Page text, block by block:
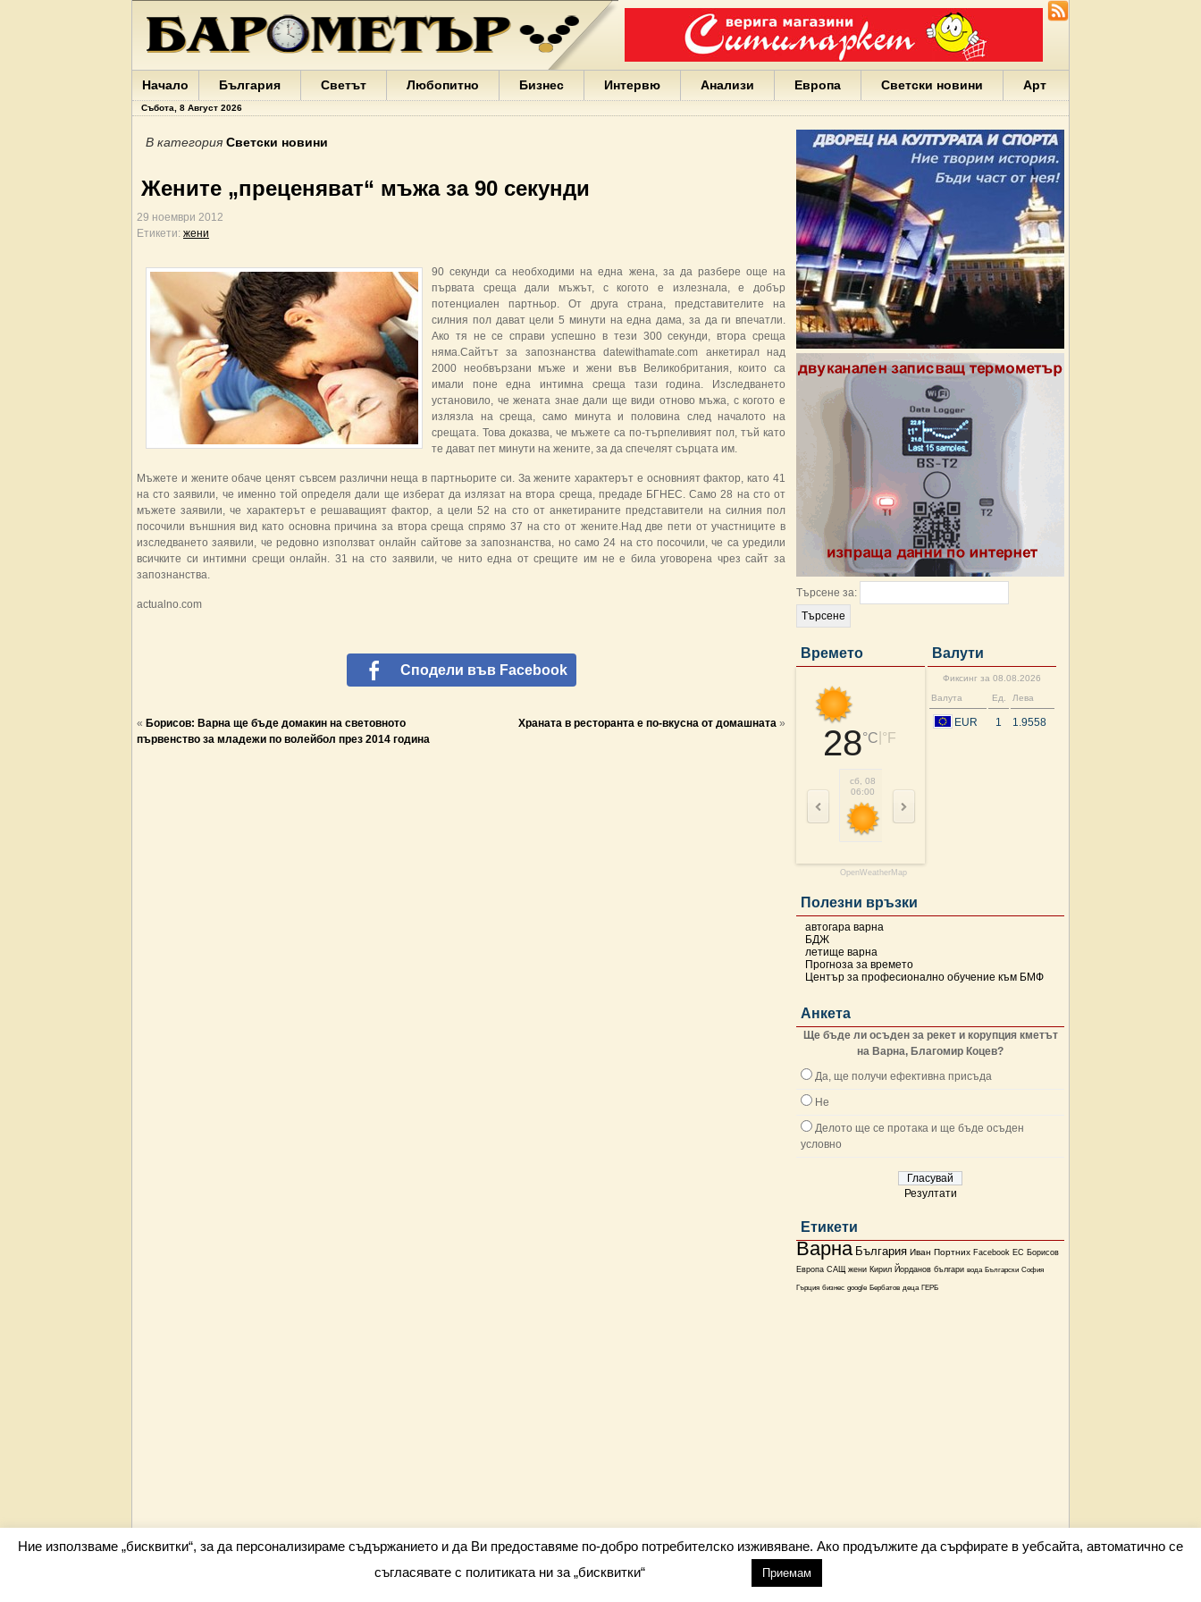
Варна
България
Портних
Facebook
ЕС
Борисов
Европа
Гърция
бизнес
google
деца
Бербатов
ГЕРБ
Начало България Светът Любопитно Бизнес Интервю Анализи Европа Светски новини Арт
Събота, 8 Август 2026
Търсене за:
Времето
28°C °F
сб, 08
06:00
09:00
OpenWeatherMap
Валути
Фиксинг за 08.08.2026
Валута
Ед. Лева
EUR 1 1.9558
Полезни връзки
автогара варна
БДЖ
летище варна
Прогноза за времето
Център за професионално обучение към БМФ
Анкета
Ще бъде ли осъден за рекет и корупция кметът
на Варна, Благомир Коцев?
Да, ще получи ефективна присъда
Не
Делото ще се протака и ще бъде осъден
условно
Резултати
Етикети
Варна България Иван Портних Facebook ЕС Борисов
Европа САЩ жени Кирил Йорданов българи вода Български София
Гърция бизнес google Бербатов деца ГЕРБ
В категория Светски новини
Жените „преценяват“ мъжа за 90 секунди
29 ноември 2012
Етикети: жени
90 секунди са необходими на една жена, за да разбере още на
първата среща дали мъжът, с когото е излезнала, е добър
потенциален партньор. От друга страна, представителите на
силния пол дават цели 5 минути на една дама, за да ги впечатли.
Ако тя не се справи успешно в тези 300 секунди, втора среща
няма.Сайтът за запознанства datewithamate.com анкетирал над
2000 необвързани мъже и жени във Великобритания, които са
имали поне една интимна среща тази година. Изследването
установило, че жената знае дали ще види отново мъжа, с когото е
излязла на среща, само минута и половина след началото на
срещата. Това доказва, че мъжете са по-търпеливият пол, тъй като
те дават пет минути на жените, за да спечелят сърцата им.
Мъжете и жените обаче ценят съвсем различни неща в партньорите си. За жените характерът е основният фактор, като 41
на сто заявили, че именно той определя дали ще изберат да излязат на втора среща, предаде БГНЕС. Само 28 на сто от
мъжете заявили, че характерът е решаващият фактор, а цели 52 на сто от анкетираните представители на силния пол
посочили външния вид като основна причина за втора среща спрямо 37 на сто от жените.Над две пети от участниците в
изследването заявили, че редовно използват онлайн сайтове за запознанства, но само 24 на сто посочили, че са уредили
всичките си интимни срещи онлайн. 31 на сто заявили, че нито една от срещите им не е била уговорена чрез сайт за
запознанства.
actualno.com
Сподели във Facebook
« Борисов: Варна ще бъде домакин на световното
първенство за младежи по волейбол през 2014 година
Храната в ресторанта е по-вкусна от домашната »
Всички права запазени barometar.net © 2026 info@barometar.net
Ние използваме „бисквитки“, за да персонализираме съдържанието и да Ви предоставяме по-добро потребителско изживяване. Ако продължите да сърфирате в уебсайта, автоматично се
съгласявате с политиката ни за „бисквитки“
Приемам